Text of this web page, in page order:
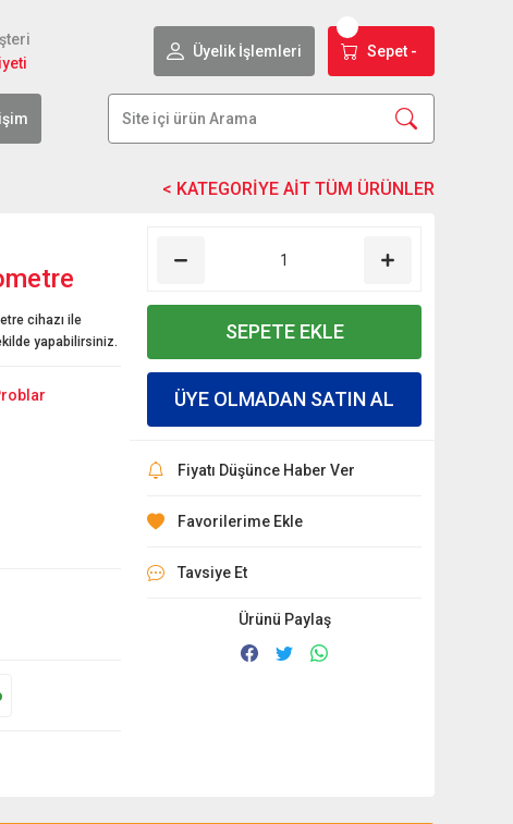
Üyelik İşlemleri Sepet -
cihazı ile
yapabilirsiniz.
SEPETE EKLE
ÜYE OLMADAN SATIN AL
Fiyatı Düşünce Haber Ver
Tavsiye Et
Ürünü Paylaş